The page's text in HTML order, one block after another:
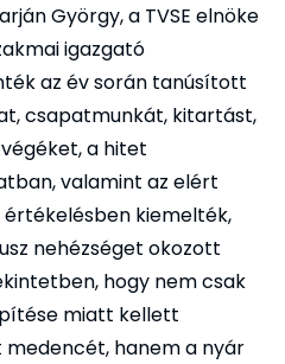
György, a TVSE elnöke
igazgató
az év során tanúsított
csapatmunkát, kitartást,
a hitet
valamint az elért
kiemelték,
nehézséget okozott
hogy nem csak
miatt kellett
medencét, hanem a nyár